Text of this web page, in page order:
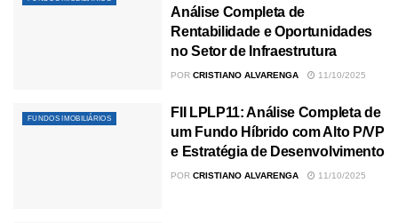
Análise Completa de
Rentabilidade e Oportunidades
no Setor de Infraestrutura
POR CRISTIANO ALVARENGA 11/10/2025
FUNDOS IMOBILIÁRIOS
FII LPLP11: Análise Completa de
um Fundo Híbrido com Alto P/VP
e Estratégia de Desenvolvimento
POR CRISTIANO ALVARENGA 11/10/2025